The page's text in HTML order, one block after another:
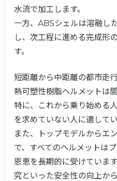
水流で加工します。
一方、ABSシェルは溶融し
し、次工程に進める完成形
す。
短距離から中距離の都市走
熱可塑性樹脂ヘルメットは
特に、これから乗り始める
を求めていない人に適してい
また、トップモデルからエ
で、すべてのヘルメットは
恩恵を長期的に受けていま
究といった安全性の向上か